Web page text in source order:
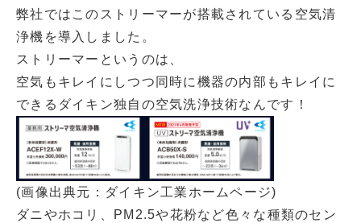
弊社ではこのストリーマーが搭載されている空気清
浄機を導入しました。
ストリーマーというのは、
空気もキレイにしつつ同時に機器の内部もキレイに
できるダイキン独自の空気洗浄技術なんです！
(画像出典元：ダイキン工業ホームページ)
ダニやホコリ、PM2.5や花粉など色々な種類のセン